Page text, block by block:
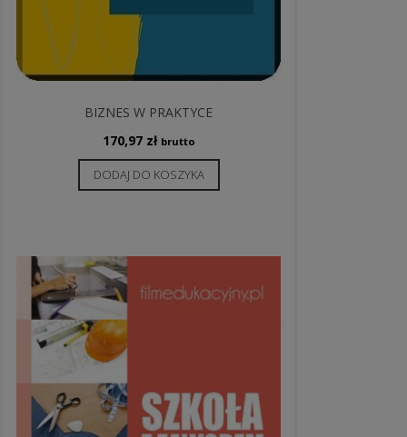
BIZNES W PRAKTYCE
170,97 zł brutto
DODAJ DO KOSZYKA